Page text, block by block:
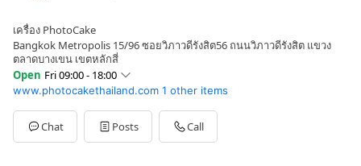
เครื่อง PhotoCake
Bangkok Metropolis 15/96 ซอยวิภาวดีรังสิต56 ถนนวิภาวดีรังสิต แขวง
ตลาดบางเขน เขตหลักสี่
Open Fri 09:00 - 18:00
Sun09:00 - 18:00
Mon09:00 - 18:00
Tue09:00 - 18:00
Wed09:00 - 18:00
www.photocakethailand.com 1 other items
Chat Posts Call